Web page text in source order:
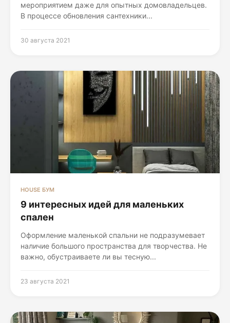
мероприятием даже для опытных домовладельцев.
В процессе обновления сантехники...
30 августа 2021
HOUSE БУМ
9 интересных идей для маленьких
спален
Оформление маленькой спальни не подразумевает
наличие большого пространства для творчества. Не
важно, обустраиваете ли вы тесную...
23 августа 2021